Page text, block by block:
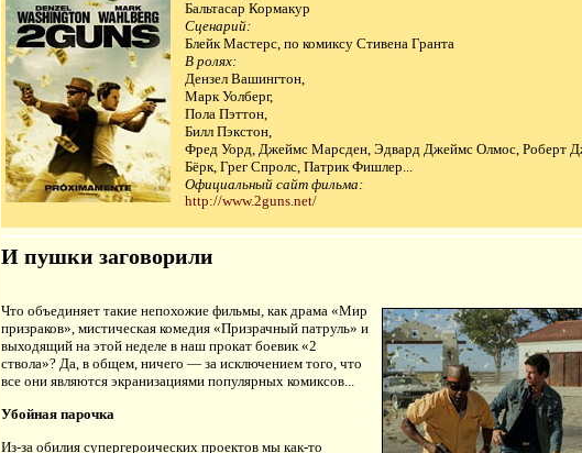
Бальтасар Кормакур
Сценарий:
Блейк Мастерс, по комиксу Стивена Гранта
В ролях:
Дензел Вашингтон,
Марк Уолберг,
Пола Пэттон,
Билл Пэкстон,
Фред Уорд, Джеймс Марсден, Эдвард Джеймс Олмос, Роберт
Бёрк, Грег Спролс, Патрик Фишлер...
Официальный сайт фильма:
http://www.2guns.net/
И пушки заговорили
Что объединяет такие непохожие фильмы, как драма «Мир
призраков», мистическая комедия «Призрачный патруль» и
выходящий на этой неделе в наш прокат боевик «2
ствола»? Да, в общем, ничего — за исключением того, что
все они являются экранизациями популярных комиксов...
Убойная парочка
Из-за обилия супергероических проектов мы как-то